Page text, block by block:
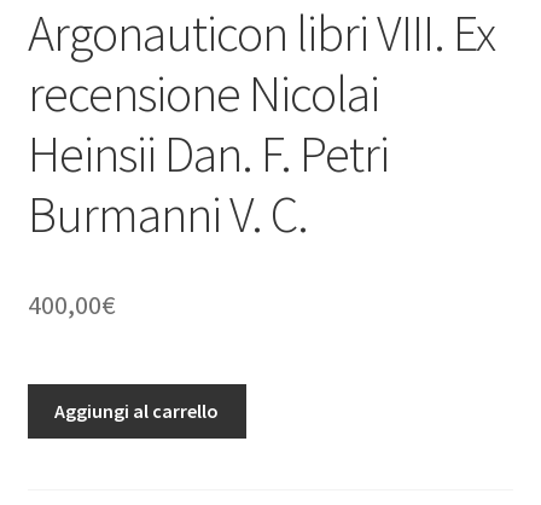
Argonauticon libri VIII. Ex
recensione Nicolai
Heinsii Dan. F. Petri
Burmanni V. C.
400,00€
Aggiungi al carrello